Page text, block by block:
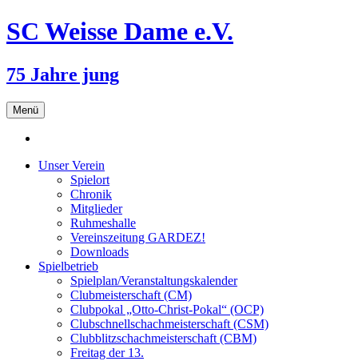
SC Weisse Dame e.V.
75 Jahre jung
Menü Zum
Inhalt
Unser Verein
Spielort
Chronik
Mitglieder
Ruhmeshalle
Vereinszeitung GARDEZ!
Downloads
Spielbetrieb
Spielplan/Veranstaltungskalender
Clubmeisterschaft (CM)
Clubpokal „Otto-Christ-Pokal“ (OCP)
Clubschnellschachmeisterschaft (CSM)
Clubblitzschachmeisterschaft (CBM)
Freitag der 13.